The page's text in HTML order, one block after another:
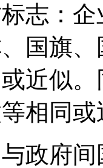
志‌：
国旗
近似
相同
政府